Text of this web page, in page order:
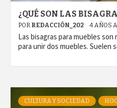
¿QUÉ SON LAS
POR REDACCIÓN_202 4 AÑOS
Las bisagras para muebles
para unir dos muebles. Suelen
CULTURA Y SOCIEDAD